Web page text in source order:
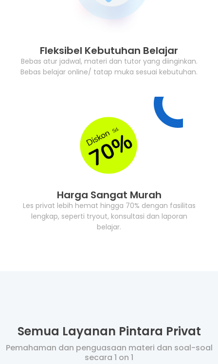
Fleksibel Kebutuhan Belajar
Bebas atur jadwal, materi dan tutor yang diinginkan.
Bebas belajar online/ tatap muka sesuai kebutuhan.
Harga Sangat Murah
Les privat lebih hemat hingga 70% dengan fasilitas
lengkap, seperti tryout, konsultasi dan laporan
belajar.
Semua Layanan Pintara Privat
Pemahaman dan penguasaan materi dan soal-soal
secara 1 on 1